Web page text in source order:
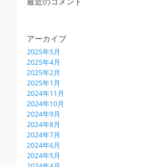
アーカイブ
2025年5月
2025年4月
2025年2月
2025年1月
2024年11月
2024年10月
2024年9月
2024年8月
2024年7月
2024年6月
2024年5月